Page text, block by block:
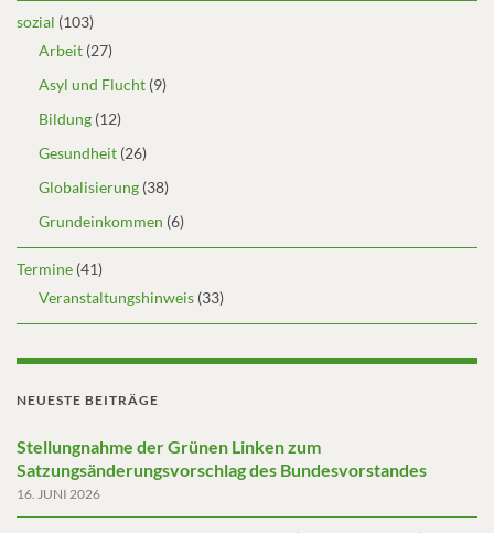
sozial (103)
Arbeit (27)
Asyl und Flucht (9)
Bildung (12)
Gesundheit (26)
Globalisierung (38)
Grundeinkommen (6)
Termine (41)
Veranstaltungshinweis (33)
NEUESTE BEITRÄGE
Stellungnahme der Grünen Linken zum
Satzungsänderungsvorschlag des Bundesvorstandes
16. JUNI 2026